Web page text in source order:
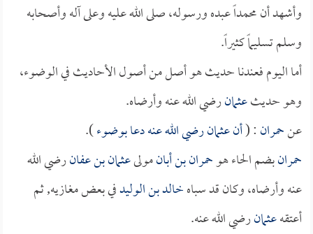
وأشهد أن محمداً عبده ورسوله، صلى الله عليه وعلى آله وأصحابه
وسلم تسليماً كثيراً.
أما اليوم فعندنا حديث هو أصل من أصول الأحاديث في الوضوء،
وهو حديثعثمانرضي الله عنه وأرضاه.
عنحمران: (أنعثمانرضي الله عنه دعا بوضوء).
حمرانبضم الحاء هوحمران بن أبانمولىعثمان بن عفانرضي الله
عنه وأرضاه، وكان قد سباهخالد بن الوليدفي بعض مغازيه, ثم
أعتقهعثمانرضي الله عنه.